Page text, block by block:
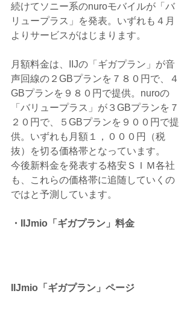
続けてソニー系のnuroモバイルが「バ
リュープラス」を発表。いずれも４月
よりサービスがはじまります。
月額料金は、IIJの「ギガプラン」が音
声回線の２GBプランを７８０円で、４
GBプランを９８０円で提供。nuroの
「バリュープラス」が３GBプランを７
２０円で、５GBプランを９００円で提
供。いずれも月額１，０００円（税
抜）を切る価格帯となっています。
今後新料金を発表する格安ＳＩＭ各社
も、これらの価格帯に追随していくの
ではと予測しています。
・IIJmio「ギガプラン」料金
IIJmio「ギガプラン」ページ